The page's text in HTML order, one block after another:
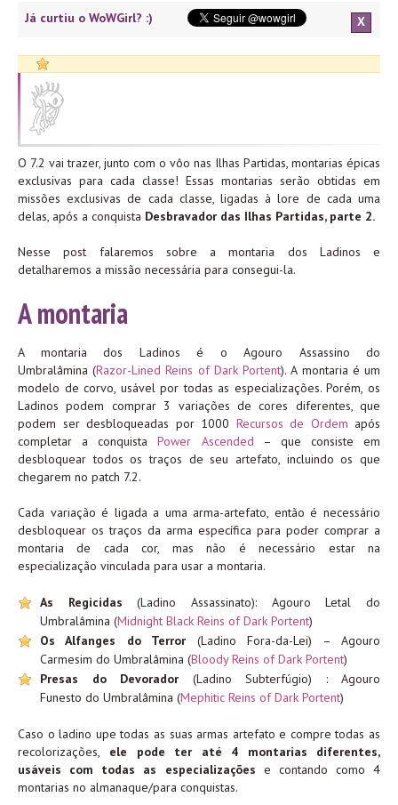
Já curtiu o WoWGirl? :) X
O 7.2 vai trazer, junto com o vôo nas Ilhas Partidas, montarias épicas
exclusivas para cada classe! Essas montarias serão obtidas em
missões exclusivas de cada classe, ligadas à lore de cada uma
delas, após a conquista Desbravador das Ilhas Partidas, parte 2.
Nesse post falaremos sobre a montaria dos Ladinos e
detalharemos a missão necessária para consegui-la.
A montaria
A montaria dos Ladinos é o Agouro Assassino do
Umbralâmina (Razor-Lined Reins of Dark Portent). A montaria é um
modelo de corvo, usável por todas as especializações. Porém, os
Ladinos podem comprar 3 variações de cores diferentes, que
podem ser desbloqueadas por 1000 Recursos de Ordem após
completar a conquistaPower Ascended – que consiste em
desbloquear todos os traços de seu artefato, incluindo os que
chegarem no patch 7.2.
Cada variação é ligada a uma arma-artefato, então é necessário
desbloquear os traços da arma específica para poder comprar a
montaria de cada cor, mas não é necessário estar na
especialização vinculada para usar a montaria.
As Regicidas (Ladino Assassinato): Agouro Letal do
Umbralâmina (Midnight Black Reins of Dark Portent)
Os Alfanges do Terror (Ladino Fora-da-Lei) – Agouro
Carmesim do Umbralâmina (Bloody Reins of Dark Portent)
Presas do Devorador (Ladino Subterfúgio) : Agouro
Funesto do Umbralâmina (Mephitic Reins of Dark Portent)
Caso o ladino upe todas as suas armas artefato e compre todas as
recolorizações, ele pode ter até 4 montarias diferentes,
usáveis com todas as especializações e contando como 4
montarias no almanaque/para conquistas.